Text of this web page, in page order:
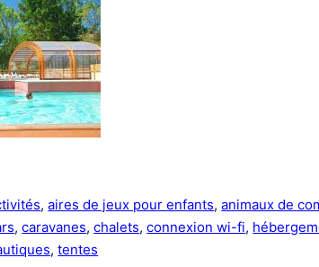
, aires de jeux pour enfants, animaux de
, caravanes, chalets, connexion wi-fi,
, tentes